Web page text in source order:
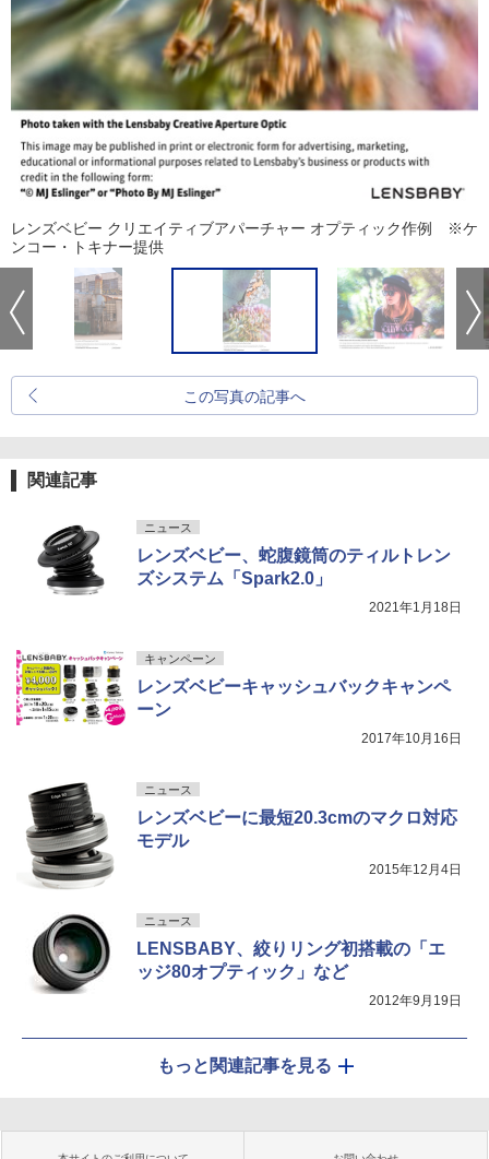
レンズベビー クリエイティブアパーチャー オプティック作例 ※ケ
ンコー・トキナー提供
この写真の記事へ
関連記事
ニュース
レンズベビー、蛇腹鏡筒のティルトレン
ズシステム「Spark2.0」
2021年1月18日
キャンペーン
レンズベビーキャッシュバックキャンペ
ーン
2017年10月16日
ニュース
レンズベビーに最短20.3cmのマクロ対応
モデル
2015年12月4日
ニュース
LENSBABY、絞りリング初搭載の「エ
ッジ80オプティック」など
2012年9月19日
もっと関連記事を見る